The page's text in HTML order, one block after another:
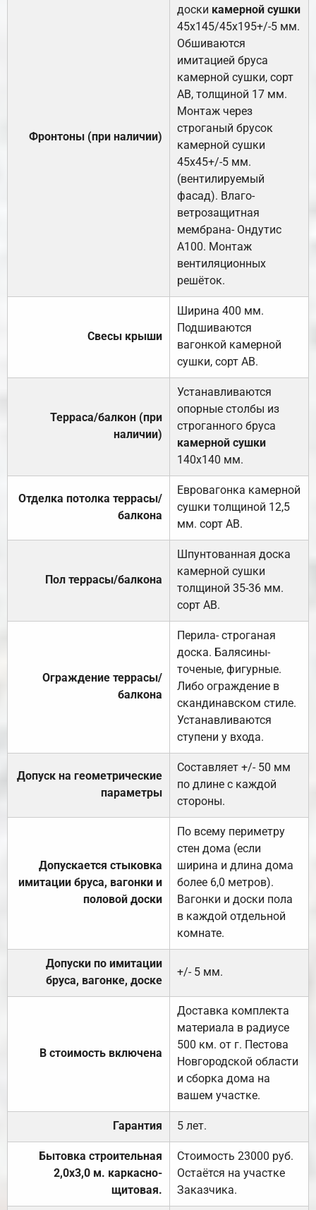
Фронтоны (при наличии)
доски камерной сушки
45х145/45х195+/-5 мм.
Обшиваются
имитацией бруса
камерной сушки, сорт
АВ, толщиной 17 мм.
Монтаж через
строганый брусок
камерной сушки
45х45+/-5 мм.
(вентилируемый
фасад). Влаго-
ветрозащитная
мембрана- Ондутис
А100. Монтаж
вентиляционных
решёток.
Свесы крыши
Ширина 400 мм.
Подшиваются
вагонкой камерной
сушки, сорт АВ.
Терраса/балкон (при
наличии)
Устанавливаются
опорные столбы из
строганного бруса
камерной сушки
140х140 мм.
Отделка потолка террасы/
балкона
Евровагонка камерной
сушки толщиной 12,5
мм. сорт АВ.
Пол террасы/балкона
Шпунтованная доска
камерной сушки
толщиной 35-36 мм.
сорт АВ.
Ограждение террасы/
балкона
Перила- строганая
доска. Балясины-
точеные, фигурные.
Либо ограждение в
скандинавском стиле.
Устанавливаются
ступени у входа.
Допуск на геометрические
параметры
Составляет +/- 50 мм
по длине с каждой
стороны.
Допускается стыковка
имитации бруса, вагонки и
половой доски
По всему периметру
стен дома (если
ширина и длина дома
более 6,0 метров).
Вагонки и доски пола
в каждой отдельной
комнате.
Допуски по имитации
бруса, вагонке, доске
+/- 5 мм.
В стоимость включена
Доставка комплекта
материала в радиусе
500 км. от г. Пестова
Новгородской области
и сборка дома на
вашем участке.
Гарантия 5 лет.
Бытовка строительная
2,0х3,0 м. каркасно-
щитовая.
Стоимость 23000 руб.
Остаётся на участке
Заказчика.